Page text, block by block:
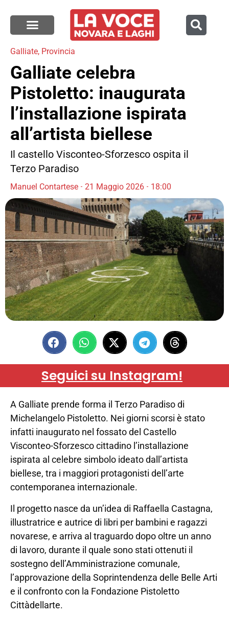
Galliate, Provincia
Galliate celebra
Pistoletto: inaugurata
l’installazione ispirata
all’artista biellese
Il castello Visconteo-Sforzesco ospita il
Terzo Paradiso
Manuel Contartese 21 Maggio 2026 18:00
Seguici su Instagram!
A Galliate prende forma il Terzo Paradiso di
Michelangelo Pistoletto. Nei giorni scorsi è stato
infatti inaugurato nel fossato del Castello
Visconteo-Sforzesco cittadino l’installazione
ispirata al celebre simbolo ideato dall’artista
biellese, tra i maggiori protagonisti dell’arte
contemporanea internazionale.
Il progetto nasce da un’idea di Raffaella Castagna,
illustratrice e autrice di libri per bambini e ragazzi
novarese, e arriva al traguardo dopo oltre un anno
di lavoro, durante il quale sono stati ottenuti il
sostegno dell’Amministrazione comunale,
l’approvazione della Soprintendenza delle Belle Arti
e il confronto con la Fondazione Pistoletto
Cittàdellarte.